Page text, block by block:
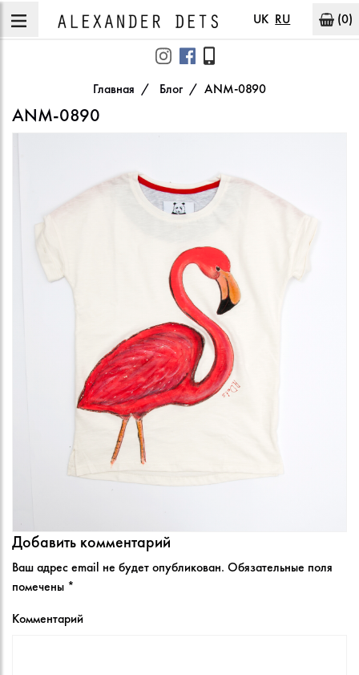
UK RU (0)
Главная Блог ANM-0890
ANM-0890
Добавить комментарий
Ваш адрес email не будет опубликован. Обязательные поля
помечены *
Комментарий